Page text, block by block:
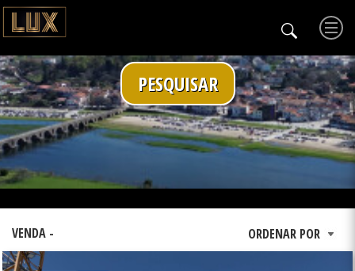
PESQUISAR
VENDA -